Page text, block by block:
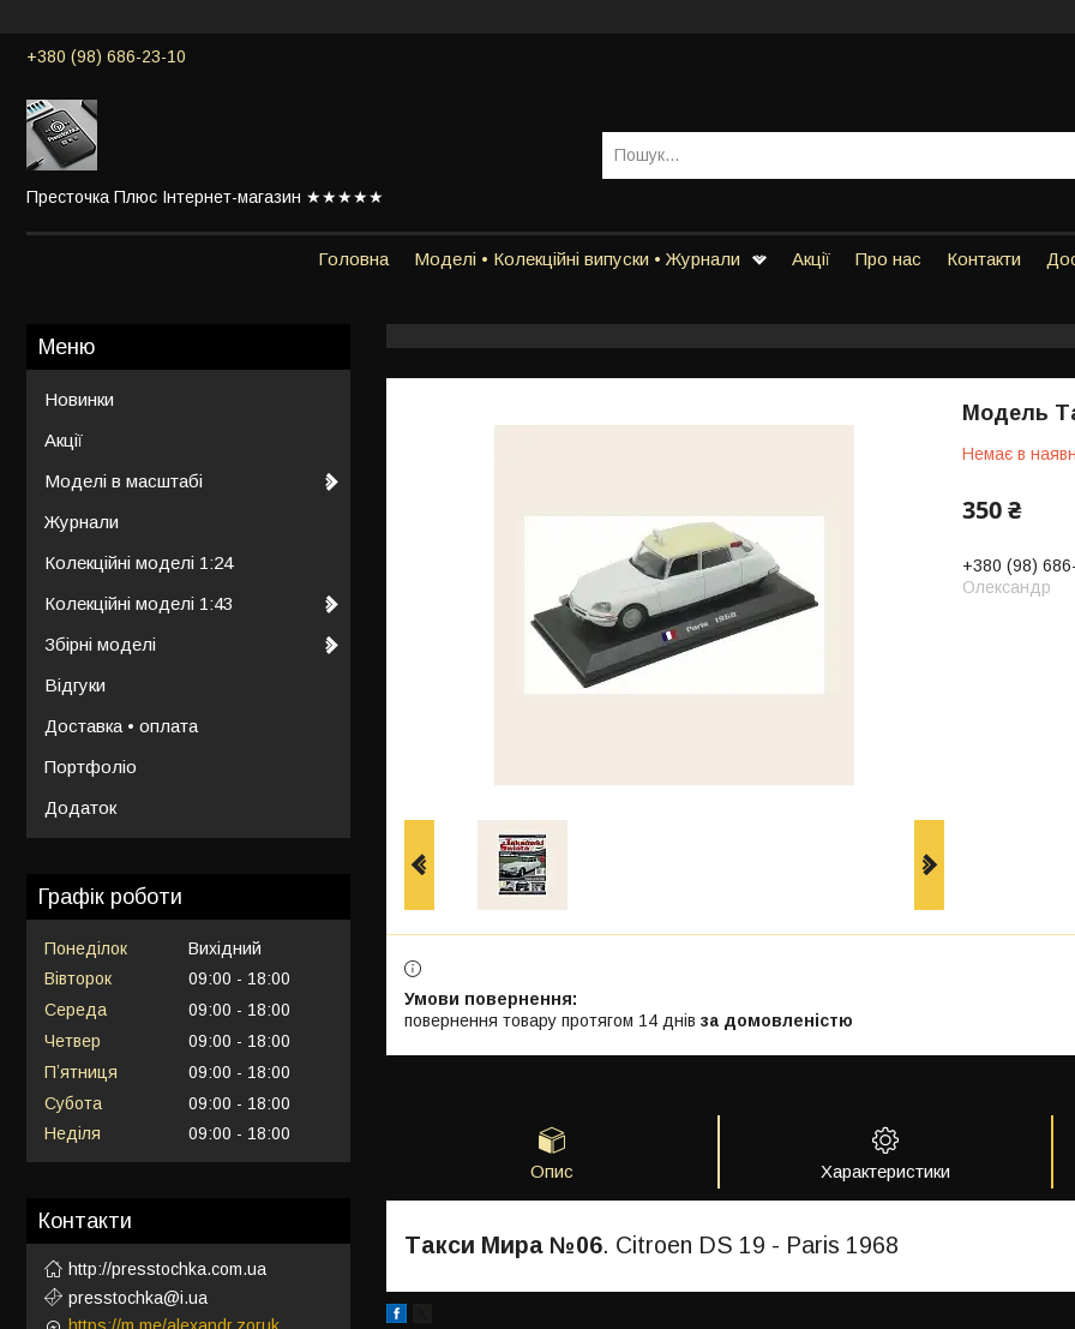
+380 (98) 686-23-10
Престочка Плюс Інтернет-магазин ★★★★★
Головна Моделі • Колекційні випуски • Журнали Акції Про нас Контакти
Модель
Немає в
350 ₴
+380 (98)
Олександр
повернення товару протягом 14 днів за домовленістю
Опис Характеристики
Такси Мира №06. Citroen DS 19 - Paris 1968
Новинки
Акції
Моделі в масштабі
Журнали
Колекційні моделі 1:24
Колекційні моделі 1:43
Збірні моделі
Відгуки
Доставка • оплата
Портфоліо
Додаток
Графік роботи
Понеділок
Вихідний
Вівторок
09:00
18:00
Середа
09:00
18:00
Четвер
09:00
18:00
Пʼятниця
09:00
18:00
Субота
09:00
18:00
Неділя
09:00 18:00
Контакти
http://presstochka.com.ua
presstochka@i.ua